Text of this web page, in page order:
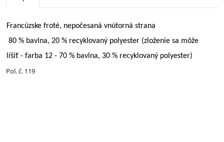
Francúzske froté, nepočesaná vnútorná strana
80 % bavlna, 20 % recyklovaný polyester (zloženie sa môže
líšiť - farba 12 - 70 % bavlna, 30 % recyklovaný polyester)
Pol. č. 119